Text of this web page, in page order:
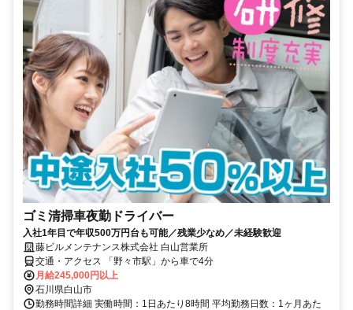
ゴミ清掃車夜勤ドライバー
入社1年目で年収500万円台も可能／残業少なめ／未経験歓迎
藤ビルメンテナンス株式会社 白山営業所
交通・アクセス 「野々市駅」から車で4分
月給245,000円以上
石川県白山市
勤務時間詳細 実働時間：1日あたり8時間 平均勤務日数：1ヶ月あた